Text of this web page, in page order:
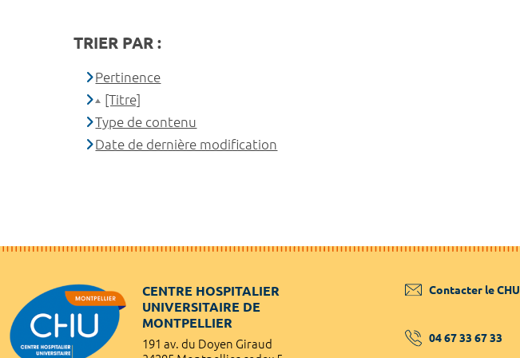
TRIER PAR :
Pertinence
[Titre]
Type de contenu
Date de dernière modification
CENTRE HOSPITALIER
UNIVERSITAIRE DE
MONTPELLIER
191 av. du Doyen Giraud
Contacter le CHU
04 67 33 67 33